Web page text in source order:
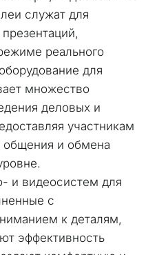
служат для
реального
для
множество
деловых и
участникам
общения и обмена
и видеосистем для
с
к деталям,
эффективность